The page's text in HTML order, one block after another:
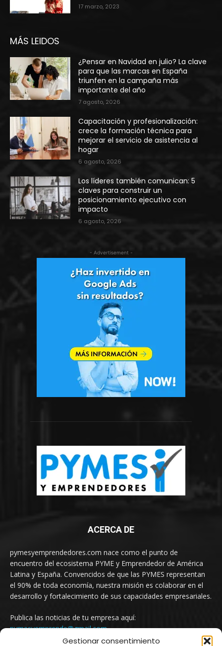
Gestionar consentimiento
17 marzo, 2023
MÁS LEIDOS
¿Pensar en Navidad en julio? La clave
para que las marcas en España
triunfen en la campaña más
importante del año
7 agosto, 2026
Capacitación y profesionalización:
crece la formación técnica para
mejorar el servicio de asistencia al
hogar
6 agosto, 2026
Los líderes también comunican: 5
claves para construir un
posicionamiento ejecutivo con
impacto
6 agosto, 2026
- Advertisement -
ACERCA DE
pymesyemprendedores.com nace como el punto de
encuentro del ecosistema PYME y Emprendedor de América
Latina y España. Convencidos de que las PYMES representan
el 90% de toda economía, nuestra misión es colaborar en el
desarrollo y fortalecimiento de sus capacidades empresariales.
Publica las noticias de tu empresa aquí:
pymesyemprende@gmail.com